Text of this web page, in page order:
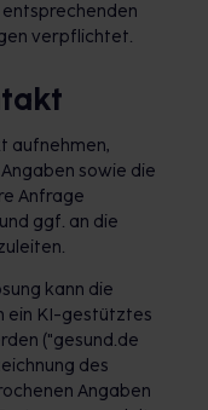
verpflichtet.
aufnehmen,
sowie die
Anfrage
ggf. an die
kann die
ein KI-gestütztes
("gesund.de
des
Angaben